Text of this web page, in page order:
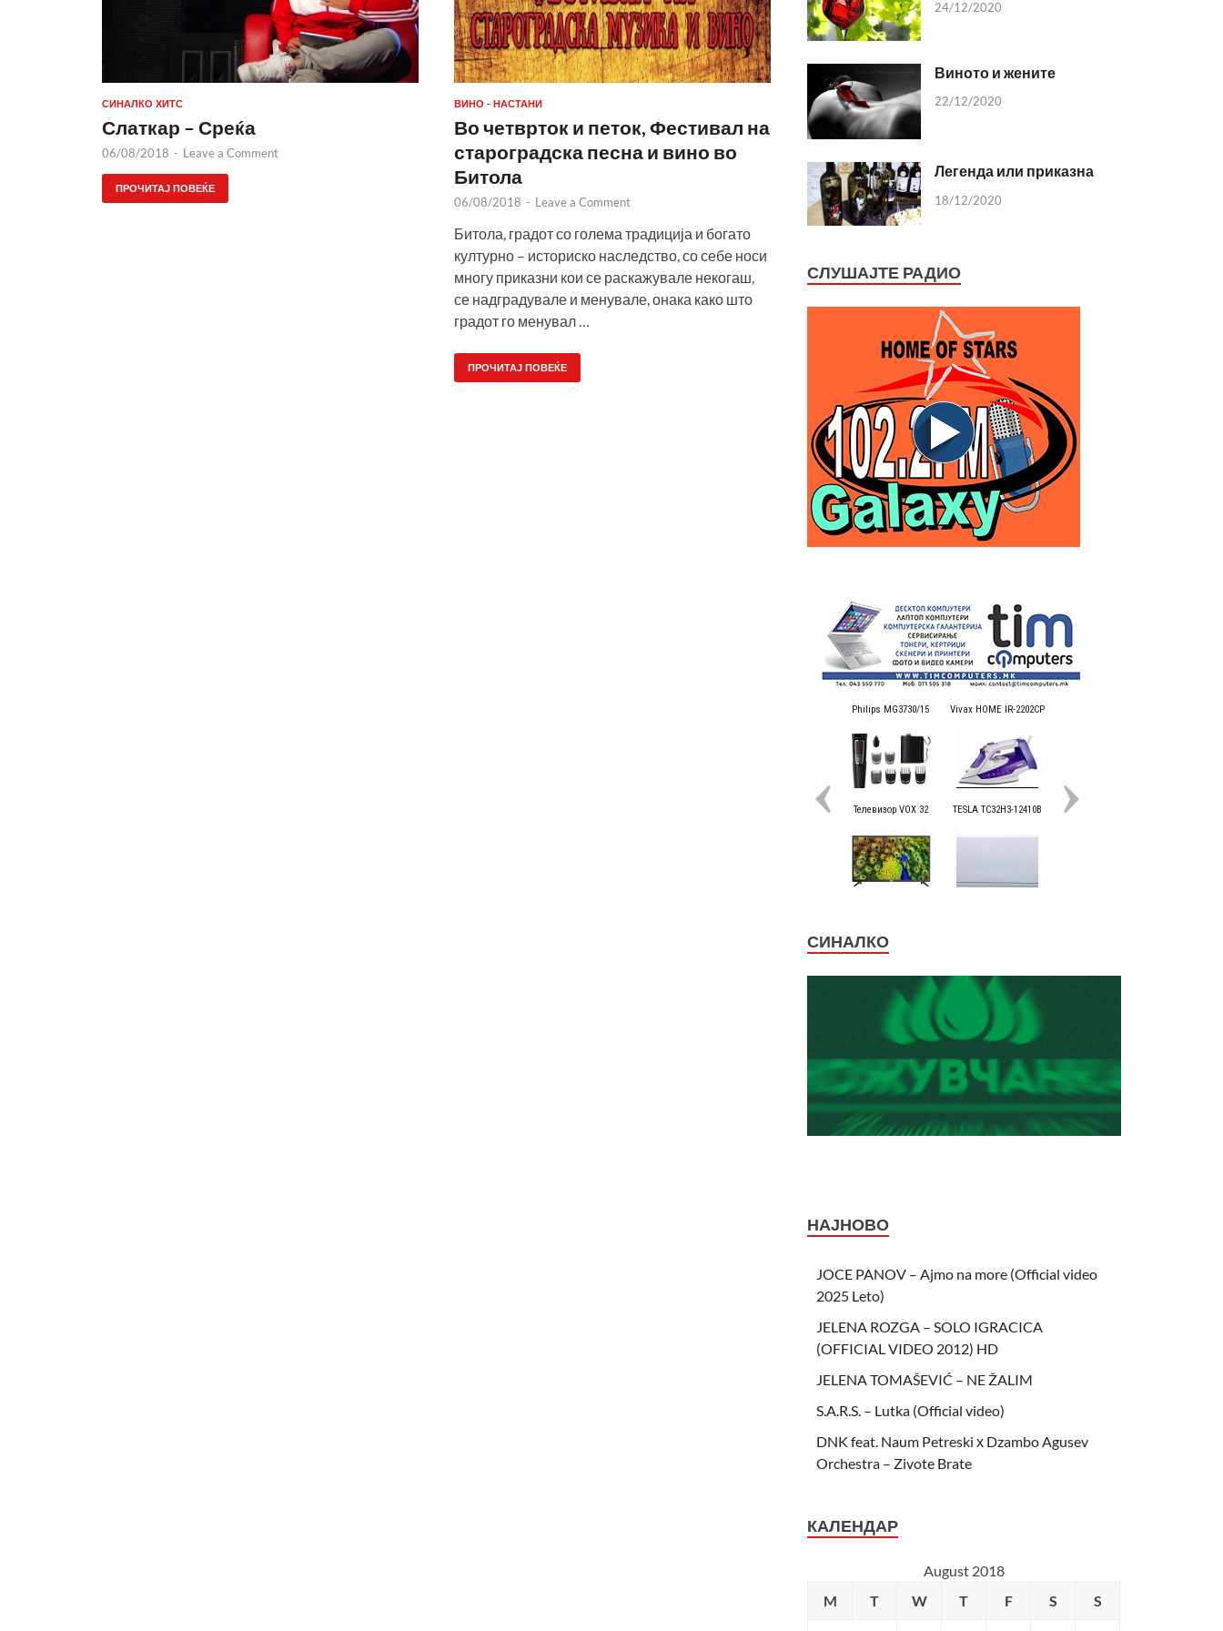
СИНАЛКО ХИТС
Слаткар – Среќа
06/08/2018 - Leave a Comment
ПРОЧИТАЈ ПОВЕЌЕ
ВИНО - НАСТАНИ
Во четврток и петок, Фестивал на
староградска песна и вино во
Битола
06/08/2018 - Leave a Comment
Битола, градот со голема традиција и богато
културно – историско наследство, со себе носи
многу приказни кои се раскажувале некогаш,
се надградувале и менувале, онака како што
градот го менувал …
ПРОЧИТАЈ ПОВЕЌЕ
24/12/2020
Виното и жените
22/12/2020
Легенда или приказна
18/12/2020
СЛУШАЈТЕ РАДИО
СИНАЛКО
НАЈНОВО
JOCE PANOV – Ajmo na more (Official video
2025 Leto)
JELENA ROZGA – SOLO IGRACICA
(OFFICIAL VIDEO 2012) HD
JELENA TOMAŠEVIĆ – NE ŽALIM
S.A.R.S. – Lutka (Official video)
DNK feat. Naum Petreski х Dzambo Agusev
Orchestra – Zivote Brate
КАЛЕНДАР
August 2018
M
T W T F S S